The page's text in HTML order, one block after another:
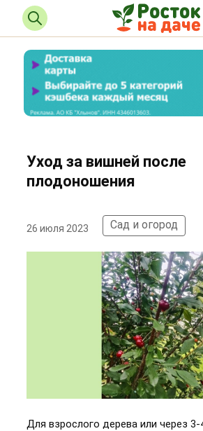
Уход за вишней после
плодоношения
26 июля 2023 Сад и огород
Для взрослого дерева или через 3-